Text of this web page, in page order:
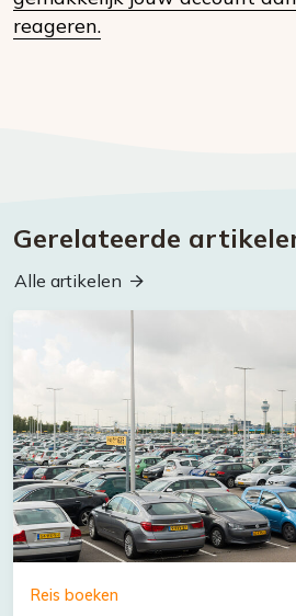
reageren.
Gerelateerde
Alle artikelen
Reis boeken